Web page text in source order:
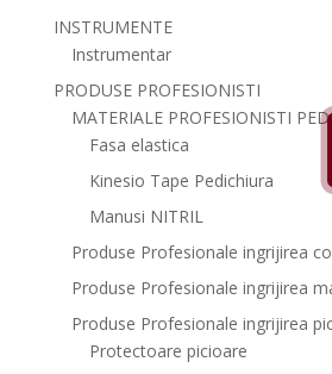
INSTRUMENTE
Instrumentar
PRODUSE PROFESIONISTI
MATERIALE PROFESIONISTI
Fasa elastica
Kinesio Tape Pedichiura
Manusi NITRIL
Produse Profesionale ingrijirea
Produse Profesionale ingrijirea
Produse Profesionale ingrijirea
Protectoare picioare